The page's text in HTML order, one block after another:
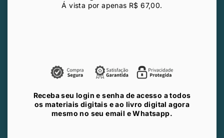
Á vista por apenas R$ 67,00.
Receba seu login e senha de acesso a todos
os materiais digitais e ao livro digital agora
mesmo no seu email e Whatsapp.